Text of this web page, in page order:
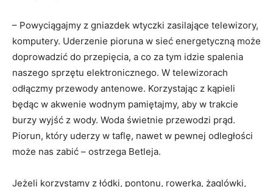
– Powyciągajmy z gniazdek wtyczki zasilające telewizory,
komputery. Uderzenie pioruna w sieć energetyczną może
doprowadzić do przepięcia, a co za tym idzie spalenia
naszego sprzętu elektronicznego. W telewizorach
odłączmy przewody antenowe. Korzystając z kąpieli
będąc w akwenie wodnym pamiętajmy, aby w trakcie
burzy wyjść z wody. Woda świetnie przewodzi prąd.
Piorun, który uderzy w taflę, nawet w pewnej odległości
może nas zabić – ostrzega Betleja.
Jeżeli korzystamy z łódki, pontonu, rowerka, żaglówki,